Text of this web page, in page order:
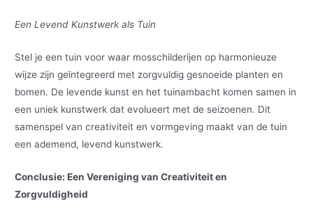
Een Levend Kunstwerk als Tuin
Stel je een tuin voor waar mosschilderijen op harmonieuze
wijze zijn geïntegreerd met zorgvuldig gesnoeide planten en
bomen. De levende kunst en het tuinambacht komen samen in
een uniek kunstwerk dat evolueert met de seizoenen. Dit
samenspel van creativiteit en vormgeving maakt van de tuin
een ademend, levend kunstwerk.
Conclusie: Een Vereniging van Creativiteit en
Zorgvuldigheid